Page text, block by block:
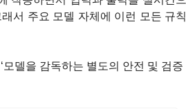
서 주요 모델 자체에 이런 모든 규칙
델을 감독하는 별도의 안전 및 검증